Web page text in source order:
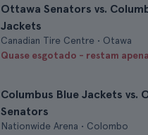
Ottawa Senators vs.
Jackets
Canadian Tire Centre • Otawa
Quase esgotado - restam
Columbus Blue Jackets vs.
Senators
Nationwide Arena • Colombo